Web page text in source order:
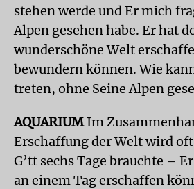
stehen werde und Er mich
Alpen gesehen habe. Er hat
wunderschöne Welt
bewundern können. Wie
treten, ohne Seine Alpen
AQUARIUMIm
Erschaffung der Welt wird
G’tt sechs Tage brauchte –
an einem Tag erschaffen